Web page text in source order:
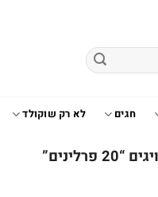
חגים לא רק שוקולד